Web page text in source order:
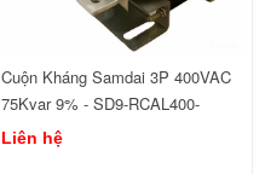
Cuộn Kháng Samdai 3P 400VAC
75Kvar 9% - SD9-RCAL400-
440/75
Liên hệ